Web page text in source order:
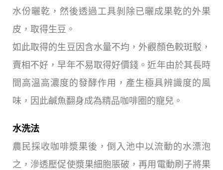
水份曬乾，然後透過工具剝除已曬成果乾的外果
皮，取得生豆。
如此取得的生豆因含水量不均，外觀顏色較斑駁，
賣相不好，早年不易取得好價錢。近年由於其長時
間高溫高濃度的發酵作用，產生極具辨識度的風
味，因此鹹魚翻身成為精品咖啡圈的寵兒。
水洗法
農民採收咖啡漿果後，倒入池中以流動的水漂泡
之，滲透壓促使漿果細胞脹破，再用電動刷子將果